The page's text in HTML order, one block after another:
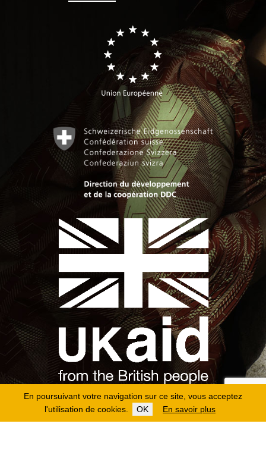
En poursuivant votre navigation sur ce site, vous acceptez
l'utilisation de cookies.
OK En savoir plus